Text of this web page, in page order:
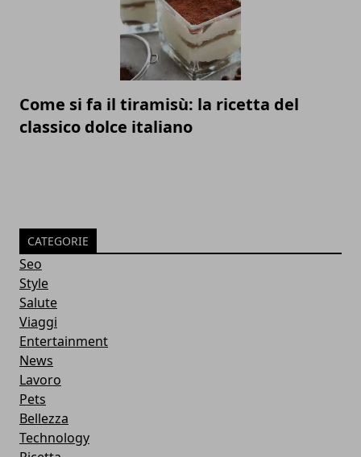
Come si fa il tiramisù: la ricetta del
classico dolce italiano
CATEGORIE
Seo
Style
Salute
Viaggi
Entertainment
News
Lavoro
Pets
Bellezza
Technology